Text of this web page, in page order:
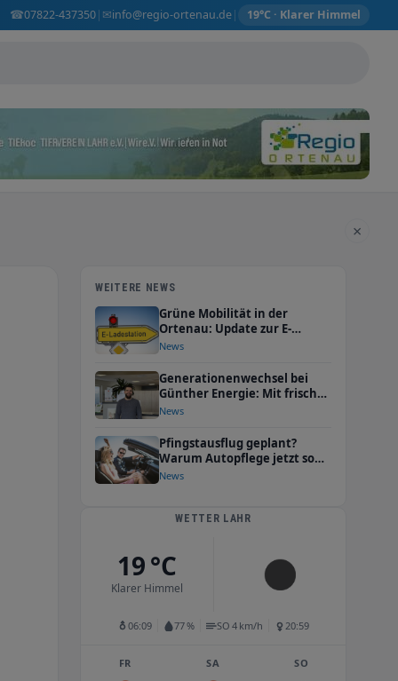
☎07822-437350| ✉info@regio-ortenau.de| 19°C · Klarer Himmel
×
WEITERE NEWS
Grüne Mobilität in der
Ortenau: Update zur E-
Tankstelle bei Günther
News
Generationenwechsel bei
Günther Energie: Mit frischer
Energie in die Zukunft der
News
Pfingstausflug geplant?
Warum Autopflege jetzt so
wichtig ist
News
WETTER LAHR
19 °C
Klarer Himmel
06:09 77 % SO 4 km/h 20:59
FR SA SO